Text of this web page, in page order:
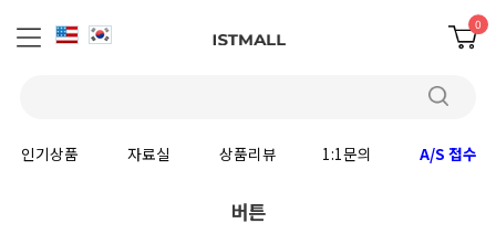
0
인기상품 자료실 상품리뷰 1:1문의 A/S 접수
버튼